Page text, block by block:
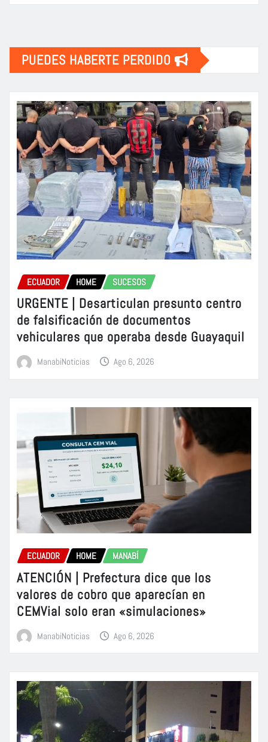
PUEDES HABERTE PERDIDO
ECUADOR HOME SUCESOS
URGENTE | Desarticulan presunto centro
de falsificación de documentos
vehiculares que operaba desde Guayaquil
ManabiNoticias Ago 6, 2026
ECUADOR HOME MANABÍ
ATENCIÓN | Prefectura dice que los
valores de cobro que aparecían en
CEMVial solo eran «simulaciones»
ManabiNoticias Ago 6, 2026